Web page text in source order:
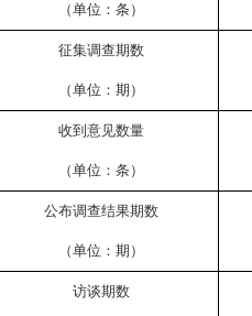
（单位：条）
征集调查期数
（单位：期）
收到意见数量
（单位：条）
公布调查结果期数
（单位：期）
访谈期数